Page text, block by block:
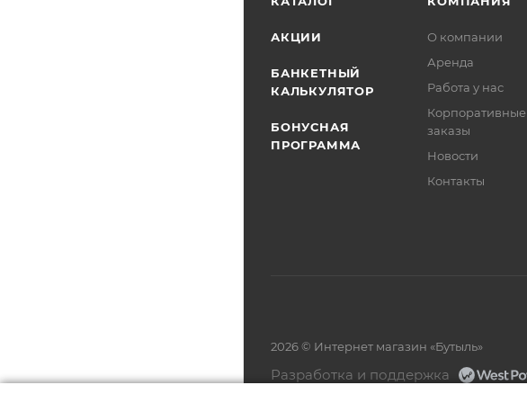
АКЦИИ
БАНКЕТНЫЙ
КАЛЬКУЛЯТОР
БОНУСНАЯ
ПРОГРАММА
О компании
Аренда
Работа у нас
Корпоративные
заказы
Новости
Контакты
2026 © Интернет магазин «Бутыль»
Разработка и поддержка